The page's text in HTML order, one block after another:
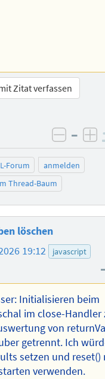
Zitat verfassen
–
Forum
anmelden
Thread-Baum
löschen
19:12 javascript
Initialisieren beim
im close-Handler
von
getrennt. Ich
setzen und reset()
verwenden.